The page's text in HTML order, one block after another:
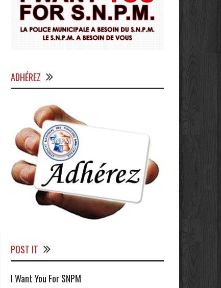
ADHÉREZ
POST IT
I Want You For SNPM